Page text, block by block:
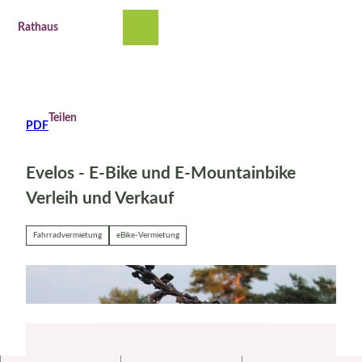
Rathaus
PDF
Teilen
Evelos - E-Bike und E-Mountainbike
Verleih und Verkauf
Fahrradvermietung eBike-Vermietung